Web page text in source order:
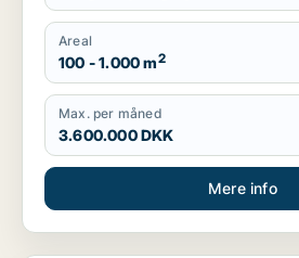
Areal
100 - 1.000 m2
Max. per måned
3.600.000 DKK
Mere info